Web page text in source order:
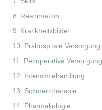
8. Reanimation
9. Krankheitsbilder
10. Prähospitale Versorgung
11. Perioperative Versorgung
12. Intensivbehandlung
13. Schmerztherapie
14. Pharmakologie